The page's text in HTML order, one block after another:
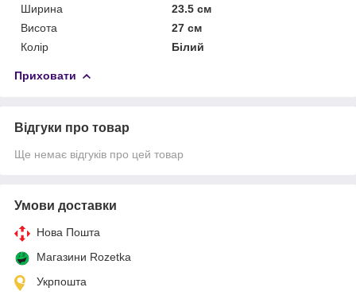
Ширина
23.5 см
Висота
27 см
Колір
Білий
Приховати
Відгуки про товар
Ще немає відгуків про цей товар
Умови доставки
Нова Пошта
Магазини Rozetka
Укрпошта